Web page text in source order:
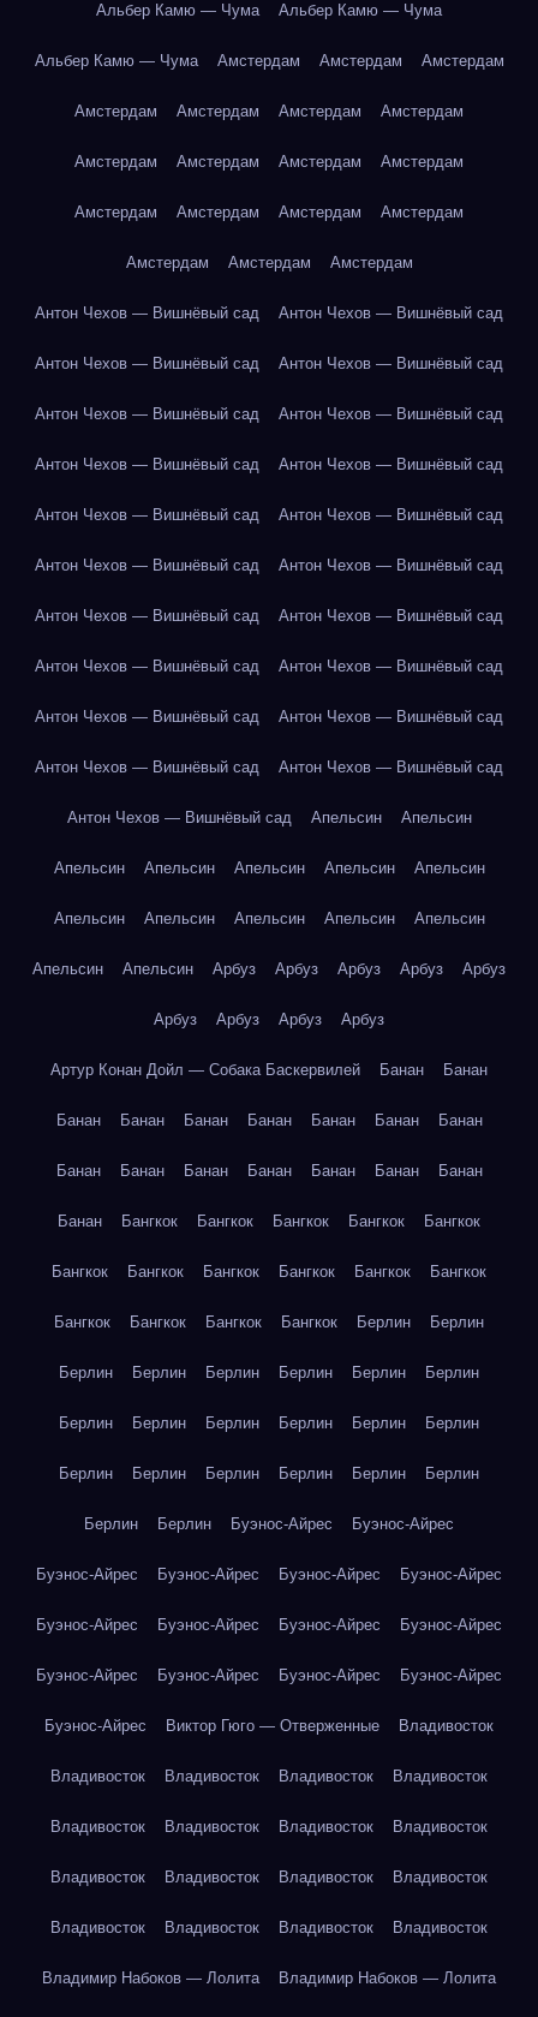
Альбер Камю — Чума Альбер Камю — Чума
Альбер Камю — Чума Амстердам Амстердам Амстердам
Амстердам Амстердам Амстердам Амстердам
Амстердам Амстердам Амстердам Амстердам
Амстердам Амстердам Амстердам Амстердам
Амстердам Амстердам Амстердам
Антон Чехов — Вишнёвый сад Антон Чехов — Вишнёвый сад
Антон Чехов — Вишнёвый сад Антон Чехов — Вишнёвый сад
Антон Чехов — Вишнёвый сад Антон Чехов — Вишнёвый сад
Антон Чехов — Вишнёвый сад Антон Чехов — Вишнёвый сад
Антон Чехов — Вишнёвый сад Антон Чехов — Вишнёвый сад
Антон Чехов — Вишнёвый сад Антон Чехов — Вишнёвый сад
Антон Чехов — Вишнёвый сад Антон Чехов — Вишнёвый сад
Антон Чехов — Вишнёвый сад Антон Чехов — Вишнёвый сад
Антон Чехов — Вишнёвый сад Антон Чехов — Вишнёвый сад
Антон Чехов — Вишнёвый сад Антон Чехов — Вишнёвый сад
Антон Чехов — Вишнёвый сад Апельсин Апельсин
Апельсин Апельсин Апельсин Апельсин Апельсин
Апельсин Апельсин Апельсин Апельсин Апельсин
Апельсин Апельсин Арбуз Арбуз Арбуз Арбуз Арбуз
Арбуз Арбуз Арбуз Арбуз
Артур Конан Дойл — Собака Баскервилей Банан Банан
Банан Банан Банан Банан Банан Банан Банан
Банан Банан Банан Банан Банан Банан Банан
Банан Бангкок Бангкок Бангкок Бангкок Бангкок
Бангкок Бангкок Бангкок Бангкок Бангкок Бангкок
Бангкок Бангкок Бангкок Бангкок Берлин Берлин
Берлин Берлин Берлин Берлин Берлин Берлин
Берлин Берлин Берлин Берлин Берлин Берлин
Берлин Берлин Берлин Берлин Берлин Берлин
Берлин Берлин Буэнос-Айрес Буэнос-Айрес
Буэнос-Айрес Буэнос-Айрес Буэнос-Айрес Буэнос-Айрес
Буэнос-Айрес Буэнос-Айрес Буэнос-Айрес Буэнос-Айрес
Буэнос-Айрес Буэнос-Айрес Буэнос-Айрес Буэнос-Айрес
Буэнос-Айрес Виктор Гюго — Отверженные Владивосток
Владивосток Владивосток Владивосток Владивосток
Владивосток Владивосток Владивосток Владивосток
Владивосток Владивосток Владивосток Владивосток
Владивосток Владивосток Владивосток Владивосток
Владимир Набоков — Лолита Владимир Набоков — Лолита